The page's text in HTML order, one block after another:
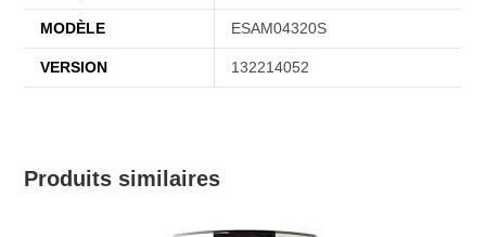
MODÈLE ESAM04320S
VERSION 132214052
Produits similaires